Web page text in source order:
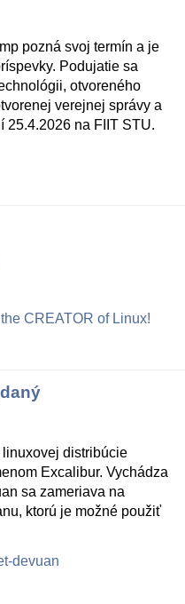
pozná svoj termín a je
Podujatie sa
otvoreného
verejnej správy a
25.4.2026 na FIIT STU.
CREATOR of Linux!
distribúcie
Excalibur. Vychádza
sa zameriava na
ktorú je možné použiť
devuan